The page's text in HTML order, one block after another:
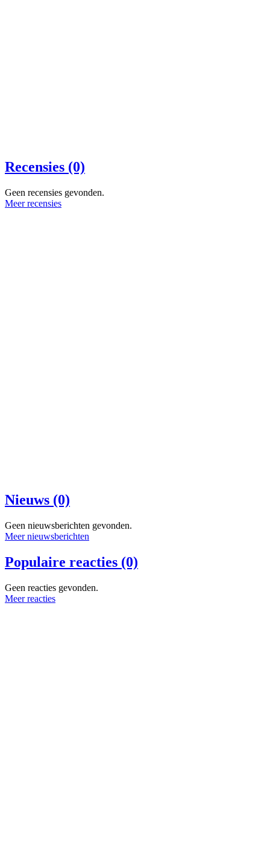
Recensies (0)
Geen recensies gevonden.
Meer recensies
Nieuws (0)
Geen nieuwsberichten gevonden.
Meer nieuwsberichten
Populaire reacties (0)
Geen reacties gevonden.
Meer reacties